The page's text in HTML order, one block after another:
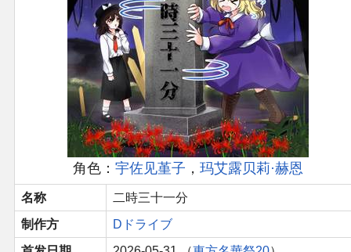
角色： 宇佐见堇子 ， 玛艾露贝莉·赫恩
名称
二時三十一分
制作方
Dドライブ
游戏攻略
东方相关活动